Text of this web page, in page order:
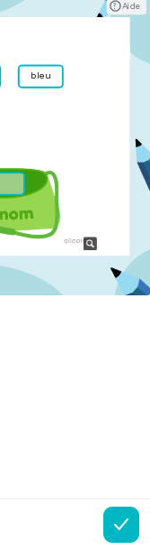
? ​ ​ Aide
bleu